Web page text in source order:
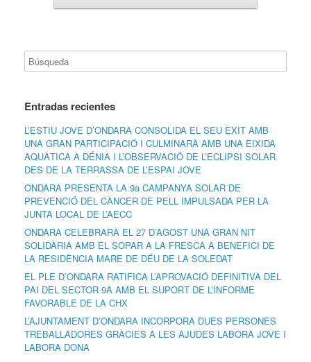
Entradas recientes
L’ESTIU JOVE D’ONDARA CONSOLIDA EL SEU ÈXIT AMB
UNA GRAN PARTICIPACIÓ I CULMINARÀ AMB UNA EIXIDA
AQUÀTICA A DÉNIA I L’OBSERVACIÓ DE L’ECLIPSI SOLAR
DES DE LA TERRASSA DE L’ESPAI JOVE
ONDARA PRESENTA LA 9a CAMPANYA SOLAR DE
PREVENCIÓ DEL CÀNCER DE PELL IMPULSADA PER LA
JUNTA LOCAL DE L’AECC
ONDARA CELEBRARÀ EL 27 D’AGOST UNA GRAN NIT
SOLIDÀRIA AMB EL SOPAR A LA FRESCA A BENEFICI DE
LA RESIDÈNCIA MARE DE DÉU DE LA SOLEDAT
EL PLE D’ONDARA RATIFICA L’APROVACIÓ DEFINITIVA DEL
PAI DEL SECTOR 9A AMB EL SUPORT DE L’INFORME
FAVORABLE DE LA CHX
L’AJUNTAMENT D’ONDARA INCORPORA DUES PERSONES
TREBALLADORES GRÀCIES A LES AJUDES LABORA JOVE I
LABORA DONA